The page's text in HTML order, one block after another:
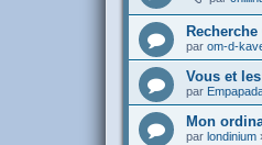
par om-d-
Vous et
par
Mon
par londinium